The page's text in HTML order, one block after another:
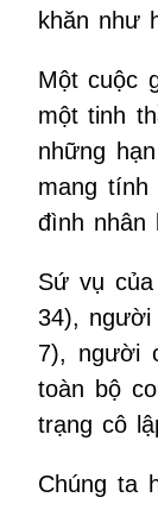
khăn như
Một cuộc
một tinh
những
mang
đình nhân
Sứ vụ
34),
7), người
toàn bộ
trạng cô
Chúng ta